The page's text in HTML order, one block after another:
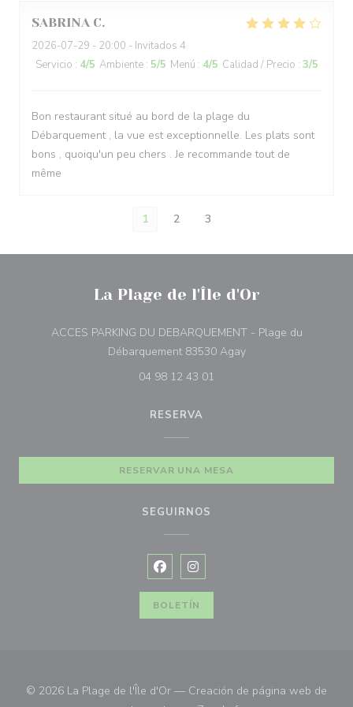
SABRINA C
2026-07-29 - 20:00 - Invitados 4
Servicio : 4/5 Ambiente : 5/5 Menú : 4/5 Calidad / Precio : 3/5
Bon restaurant situé au bord de la plage du
Débarquement , la vue est exceptionnelle. Les plats sont
bons , quoiqu'un peu chers . Je recommande tout de
même
1 2 3
La Plage de l'Île d'Or
ACCES PARKING DU DEBARQUEMENT - Plage du
Débarquement 83530 Agay((abre en una nueva
04 98 12 43 01
RESERVA
RESERVAR UNA MESA
SEGUIRNOS
Facebook ((abre en una nueva
Instagram ((abre en una
BOLETÍN
© 2026 La Plage de l'Île d'Or — Creación de página web de